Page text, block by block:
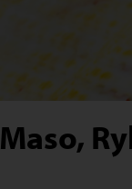
Maso,